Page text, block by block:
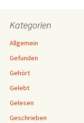
Kategorien
Allgemein
Gefunden
Gehört
Gelebt
Gelesen
Geschrieben